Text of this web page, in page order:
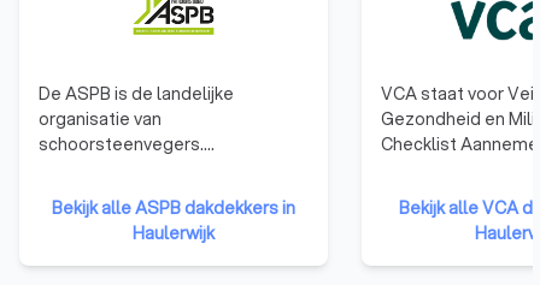
De ASPB is de landelijke
organisatie van
schoorsteenvegers.
veelzijdig, ambachtelijk vak. Onze
leden zijn gediplomeerd en
weten alles van veilig en
verantwoord stoken.
Bekijk alle ASPB dakdekkers in
Haulerwijk
VCA staat voor
Gezondheid en
Checklist
laten bedrijven
en ervaring
gebied van veilig
werken en dat het
Bekijk alle VCA